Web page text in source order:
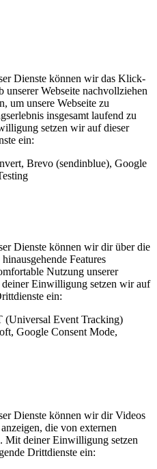
Dienste können wir das Klick-
unserer Webseite nachvollziehen
um unsere Webseite zu
insgesamt laufend zu
setzen wir auf dieser
ein:
Brevo (sendinblue), Google
Dienste können wir dir über die
Features
Nutzung unserer
Einwilligung setzen wir auf
ein:
(Universal Event Tracking)
Google Consent Mode,
Dienste können wir dir Videos
die von externen
Mit deiner Einwilligung setzen
Drittdienste ein: